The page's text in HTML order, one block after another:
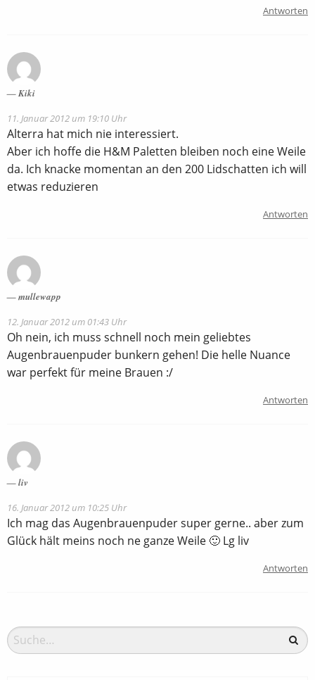
Antworten
Kiki
11. Januar 2012 um 19:10 Uhr
Alterra hat mich nie interessiert.
Aber ich hoffe die H&M Paletten bleiben noch eine Weile
da. Ich knacke momentan an den 200 Lidschatten ich will
etwas reduzieren
Antworten
mullewapp
12. Januar 2012 um 01:43 Uhr
Oh nein, ich muss schnell noch mein geliebtes
Augenbrauenpuder bunkern gehen! Die helle Nuance
war perfekt für meine Brauen :/
Antworten
liv
16. Januar 2012 um 10:25 Uhr
Ich mag das Augenbrauenpuder super gerne.. aber zum
Glück hält meins noch ne ganze Weile 🙂 Lg liv
Antworten